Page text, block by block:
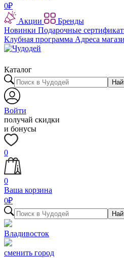
0₽
Акции
Бренды
Новинки Подарочные
Клубная программа Адреса
Каталог
Войти
получай скидки
и бонусы
0
0
Ваша корзина
0₽
Владивосток
сменить город